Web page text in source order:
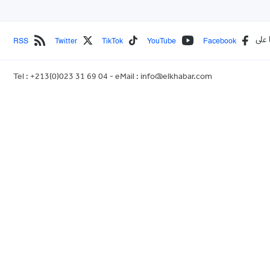
على Facebook
YouTube
TikTok
Twitter
RSS
Tel : +213(0)023 31 69 04 - eMail : info@elkhabar.com